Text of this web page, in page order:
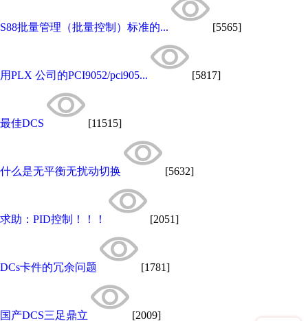
S88批量管理（批量控制）标准的... [5565]
用PLX 公司的PCI9052/pci905... [5817]
最佳DCS [11515]
什么是无平衡无扰动切换 [5632]
求助：PID控制！！！ [2051]
DCs卡件的冗余问题 [1781]
国产DCS三足鼎立 [2009]